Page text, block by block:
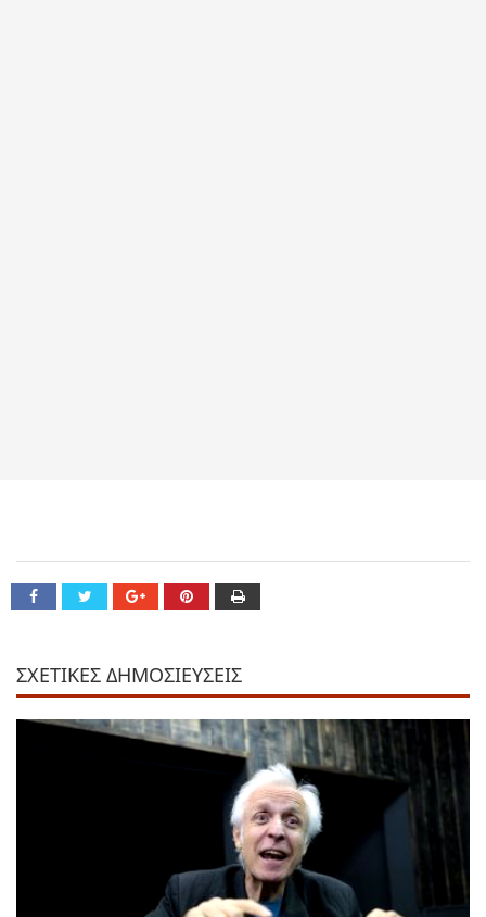
ΣΧΕΤΙΚΕΣ ΔΗΜΟΣΙΕΥΣΕΙΣ